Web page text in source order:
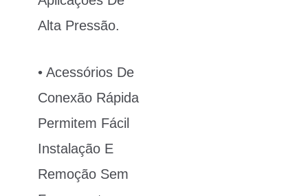
Alta Pressão.
• Acessórios De
Conexão Rápida
Permitem Fácil
Instalação E
Remoção Sem